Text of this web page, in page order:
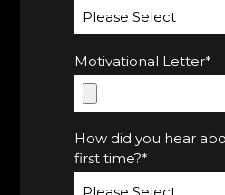
Motivational Letter*
How did you hear
first time?*